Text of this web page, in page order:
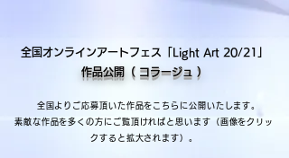
全国オンラインアートフェス「Light Art 20/21」
作品公開（ コラージュ ）
全国よりご応募頂いた作品をこちらに公開いたします。
素敵な作品を多くの方にご覧頂ければと思います（画像をクリッ
クすると拡大されます）。